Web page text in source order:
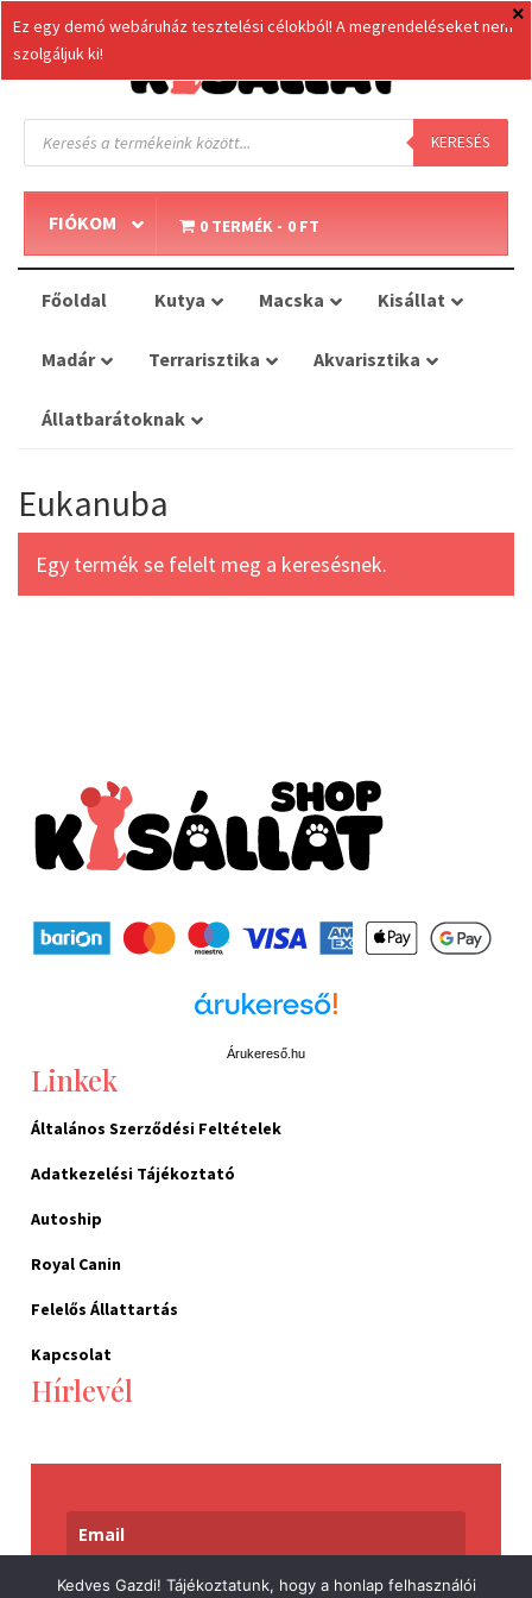
Products
search KERESÉS
FIÓKOM 0 TERMÉK 0 FT
Főoldal Kutya Macska Kisállat
Madár Terrarisztika Akvarisztika
Állatbarátoknak
Eukanuba
Egy termék se felelt meg a keresésnek.
Árukereső.hu
Linkek
Általános Szerződési Feltételek
Adatkezelési Tájékoztató
Autoship
Royal Canin
Felelős Állattartás
Kapcsolat
Hírlevél
Feliratkozom
Ez egy demó webáruház tesztelési célokból! A megrendeléseket nem
szolgáljuk ki!
Kedves Gazdi! Tájékoztatunk, hogy a honlap felhasználói